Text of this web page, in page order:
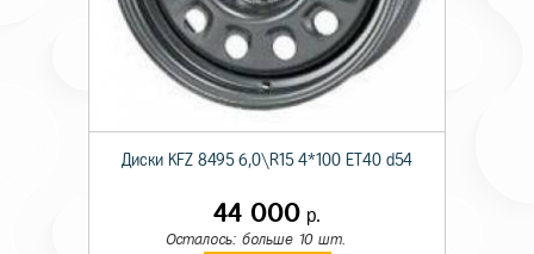
Диски KFZ 8495 6,0\R15 4*100 ET40 d54
44 000 р.
Осталось: больше 10 шт.